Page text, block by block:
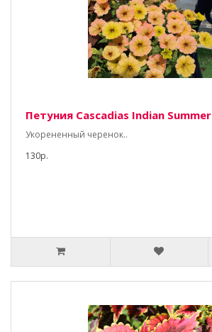
Петуния Cascadias Indian Summer
Укорененный черенок..
130р.